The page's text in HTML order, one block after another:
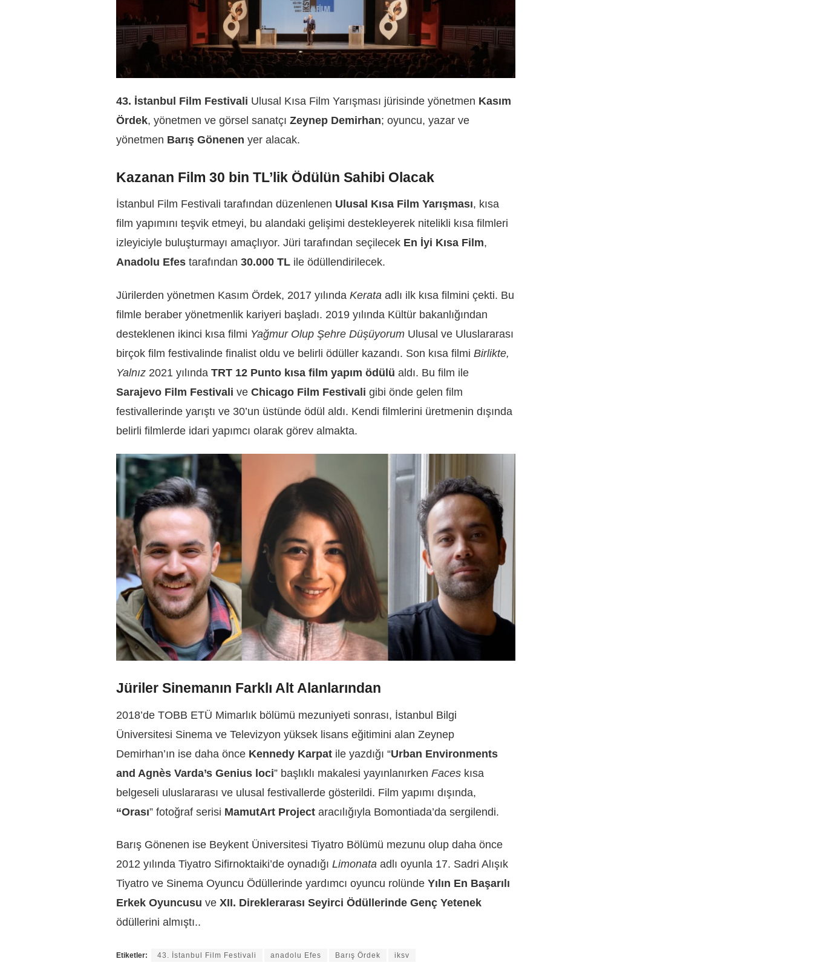
43. İstanbul Film Festivali Ulusal Kısa Film Yarışması jürisinde yönetmen Kasım
Ördek, yönetmen ve görsel sanatçı Zeynep Demirhan; oyuncu, yazar ve
yönetmen Barış Gönenen yer alacak.
Kazanan Film 30 bin TL’lik Ödülün Sahibi Olacak
İstanbul Film Festivali tarafından düzenlenen Ulusal Kısa Film Yarışması, kısa
film yapımını teşvik etmeyi, bu alandaki gelişimi destekleyerek nitelikli kısa filmleri
izleyiciyle buluşturmayı amaçlıyor. Jüri tarafından seçilecek En İyi Kısa Film,
Anadolu Efes tarafından 30.000 TL ile ödüllendirilecek.
Jürilerden yönetmen Kasım Ördek, 2017 yılında Kerata adlı ilk kısa filmini çekti. Bu
filmle beraber yönetmenlik kariyeri başladı. 2019 yılında Kültür bakanlığından
desteklenen ikinci kısa filmi Yağmur Olup Şehre Düşüyorum Ulusal ve Uluslararası
birçok film festivalinde finalist oldu ve belirli ödüller kazandı. Son kısa filmi Birlikte,
Yalnız 2021 yılında TRT 12 Punto kısa film yapım ödülü aldı. Bu film ile
Sarajevo Film Festivali ve Chicago Film Festivali gibi önde gelen film
festivallerinde yarıştı ve 30’un üstünde ödül aldı. Kendi filmlerini üretmenin dışında
belirli filmlerde idari yapımcı olarak görev almakta.
Jüriler Sinemanın Farklı Alt Alanlarından
2018’de TOBB ETÜ Mimarlık bölümü mezuniyeti sonrası, İstanbul Bilgi
Üniversitesi Sinema ve Televizyon yüksek lisans eğitimini alan Zeynep
Demirhan’ın ise daha önce Kennedy Karpat ile yazdığı “Urban Environments
and Agnès Varda’s Genius loci” başlıklı makalesi yayınlanırken Faces kısa
belgeseli uluslararası ve ulusal festivallerde gösterildi. Film yapımı dışında,
“Orası” fotoğraf serisi MamutArt Project aracılığıyla Bomontiada’da sergilendi.
Barış Gönenen ise Beykent Üniversitesi Tiyatro Bölümü mezunu olup daha önce
2012 yılında Tiyatro Sifirnoktaiki’de oynadığı Limonata adlı oyunla 17. Sadri Alışık
Tiyatro ve Sinema Oyuncu Ödüllerinde yardımcı oyuncu rolünde Yılın En Başarılı
Erkek Oyuncusu ve XII. Direklerarası Seyirci Ödüllerinde Genç Yetenek
ödüllerini almıştı..
Etiketler: 43. İstanbul Film Festivali anadolu Efes Barış Ördek iksv